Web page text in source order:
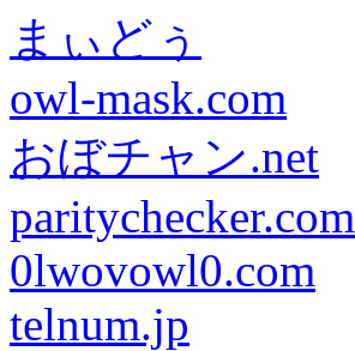
まぃどぅ
owl-mask.com
おぼチャン.net
paritychecker.com
0lwovowl0.com
telnum.jp